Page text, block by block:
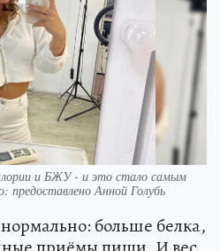
и БЖУ - и это стало самым
Анной Голубь
нормально: больше белка,